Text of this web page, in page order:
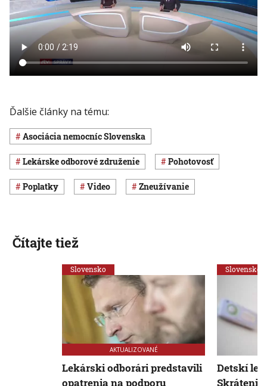
Ďalšie články na tému:
Asociácia nemocníc Slovenska
Lekárske odborové združenie pohotovosť
poplatky Video zneužívanie
Čítajte tiež
Slovensko
AKTUALIZOVANÉ
Lekárski odborári predstavili
opatrenia na podporu
Slovensko
Detskí